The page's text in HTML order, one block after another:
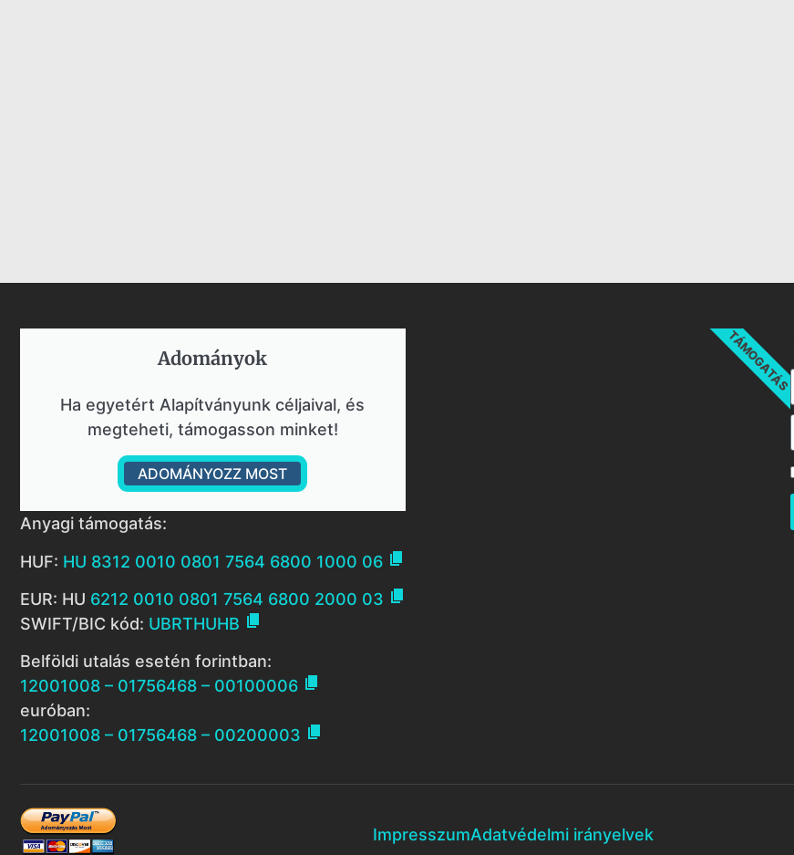
Adományok​
Ha egyetért Alapítványunk céljaival, és
megteheti, támogasson minket!
ADOMÁNYOZZ MOST
TÁMOGATÁS
Anyagi támogatás:
HUF: HU 8312 0010 0801 7564 6800 1000 06 
EUR: HU 6212 0010 0801 7564 6800 2000 03 
SWIFT/BIC kód: UBRTHUHB 
Belföldi utalás esetén forintban:
12001008 – 01756468 – 00100006 
euróban:
12001008 – 01756468 – 00200003 
ImpresszumAdatvédelmi irányelvek